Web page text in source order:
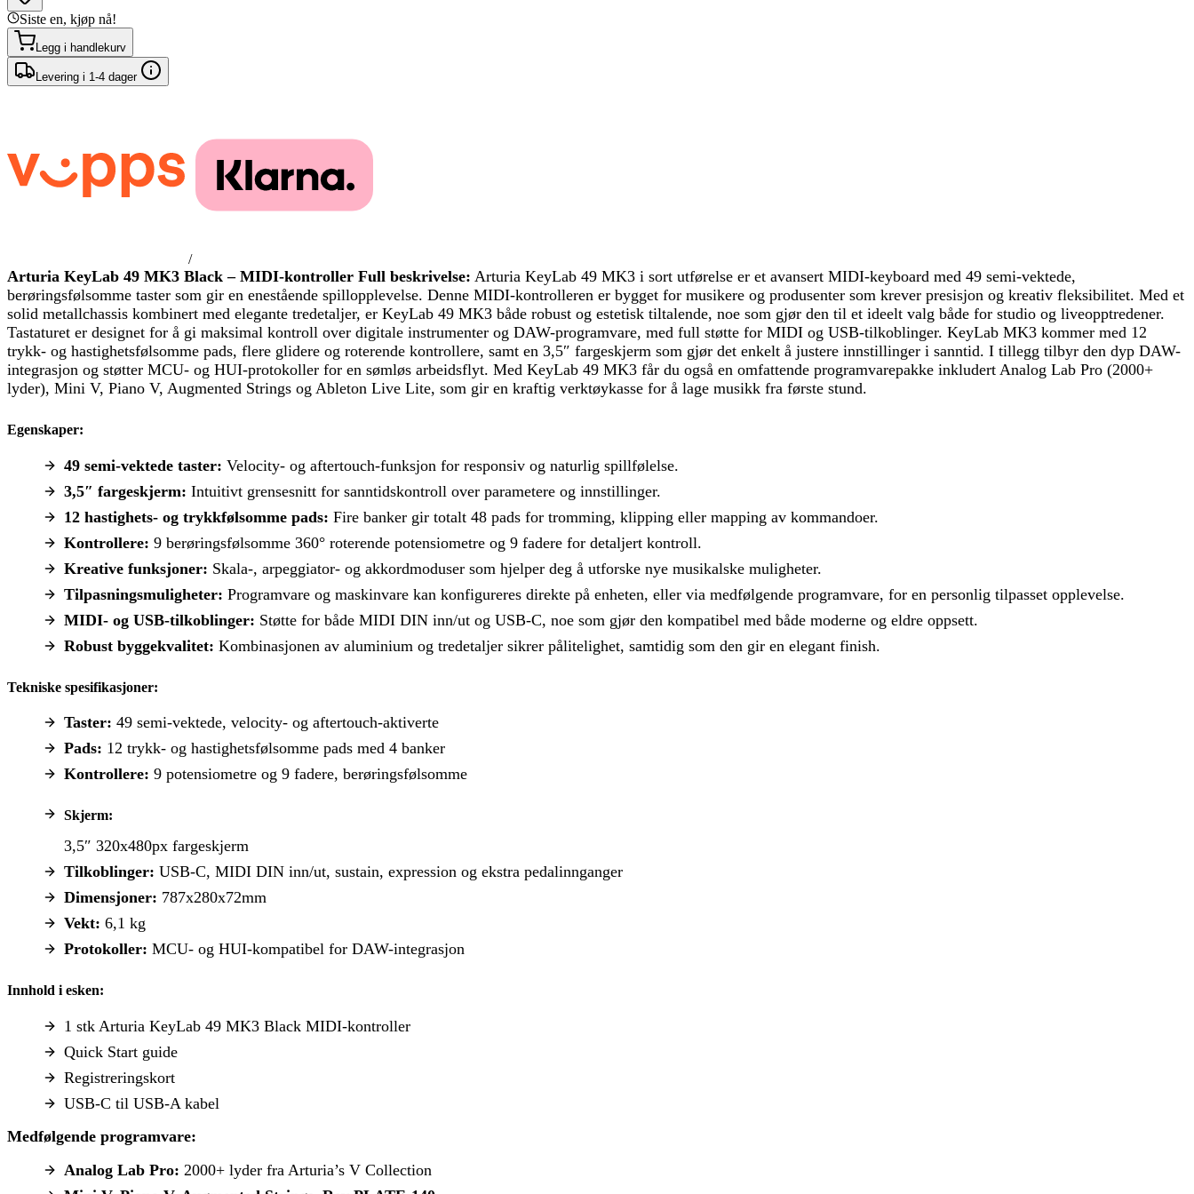
Siste en, kjøp nå!
Legg i handlekurv
Levering i 1-4 dager
/
Arturia KeyLab 49 MK3 Black – MIDI-kontroller Full beskrivelse: Arturia KeyLab 49 MK3 i sort utførelse er et avansert MIDI-keyboard med 49 semi-vektede,
berøringsfølsomme taster som gir en enestående spillopplevelse. Denne MIDI-kontrolleren er bygget for musikere og produsenter som krever presisjon og kreativ fleksibilitet. Med et
solid metallchassis kombinert med elegante tredetaljer, er KeyLab 49 MK3 både robust og estetisk tiltalende, noe som gjør den til et ideelt valg både for studio og liveopptredener.
Tastaturet er designet for å gi maksimal kontroll over digitale instrumenter og DAW-programvare, med full støtte for MIDI og USB-tilkoblinger. KeyLab MK3 kommer med 12
trykk- og hastighetsfølsomme pads, flere glidere og roterende kontrollere, samt en 3,5″ fargeskjerm som gjør det enkelt å justere innstillinger i sanntid. I tillegg tilbyr den dyp DAW-
integrasjon og støtter MCU- og HUI-protokoller for en sømløs arbeidsflyt. Med KeyLab 49 MK3 får du også en omfattende programvarepakke inkludert Analog Lab Pro (2000+
lyder), Mini V, Piano V, Augmented Strings og Ableton Live Lite, som gir en kraftig verktøykasse for å lage musikk fra første stund.
Egenskaper:
49 semi-vektede taster: Velocity- og aftertouch-funksjon for responsiv og naturlig spillfølelse.
3,5″ fargeskjerm: Intuitivt grensesnitt for sanntidskontroll over parametere og innstillinger.
12 hastighets- og trykkfølsomme pads: Fire banker gir totalt 48 pads for tromming, klipping eller mapping av kommandoer.
Kontrollere: 9 berøringsfølsomme 360° roterende potensiometre og 9 fadere for detaljert kontroll.
Kreative funksjoner: Skala-, arpeggiator- og akkordmoduser som hjelper deg å utforske nye musikalske muligheter.
Tilpasningsmuligheter: Programvare og maskinvare kan konfigureres direkte på enheten, eller via medfølgende programvare, for en personlig tilpasset opplevelse.
MIDI- og USB-tilkoblinger: Støtte for både MIDI DIN inn/ut og USB-C, noe som gjør den kompatibel med både moderne og eldre oppsett.
Robust byggekvalitet: Kombinasjonen av aluminium og tredetaljer sikrer pålitelighet, samtidig som den gir en elegant finish.
Tekniske spesifikasjoner:
Taster: 49 semi-vektede, velocity- og aftertouch-aktiverte
Pads: 12 trykk- og hastighetsfølsomme pads med 4 banker
Kontrollere: 9 potensiometre og 9 fadere, berøringsfølsomme
Skjerm:
3,5″ 320x480px fargeskjerm
Tilkoblinger: USB-C, MIDI DIN inn/ut, sustain, expression og ekstra pedalinnganger
Dimensjoner: 787x280x72mm
Vekt: 6,1 kg
Protokoller: MCU- og HUI-kompatibel for DAW-integrasjon
Innhold i esken:
1 stk Arturia KeyLab 49 MK3 Black MIDI-kontroller
Quick Start guide
Registreringskort
USB-C til USB-A kabel
Medfølgende programvare:
Analog Lab Pro: 2000+ lyder fra Arturia’s V Collection